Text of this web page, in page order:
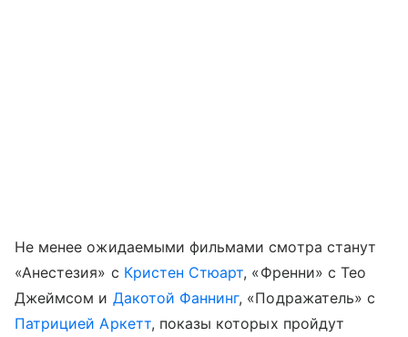
Не менее ожидаемыми фильмами смотра станут
«Анестезия» с Кристен Стюарт, «Френни» с Тео
Джеймсом и Дакотой Фаннинг, «Подражатель» с
Патрицией Аркетт, показы которых пройдут